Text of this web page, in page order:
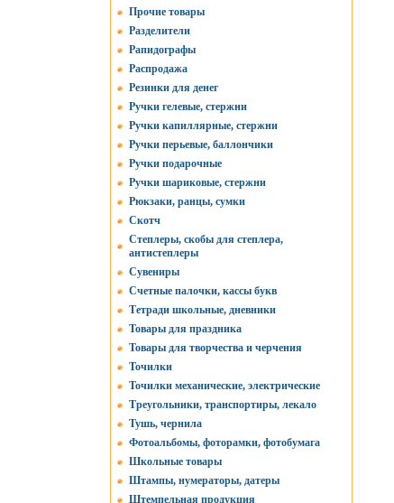
Прочие товары
Разделители
Рапидографы
Распродажа
Резинки для денег
Ручки гелевые, стержни
Ручки капиллярные, стержни
Ручки перьевые, баллончики
Ручки подарочные
Ручки шариковые, стержни
Рюкзаки, ранцы, сумки
Скотч
Степлеры, скобы для степлера,
антистеплеры
Сувениры
Счетные палочки, кассы букв
Тетради школьные, дневники
Товары для праздника
Товары для творчества и черчения
Точилки
Точилки механические, электрические
Треугольники, транспортиры, лекало
Тушь, чернила
Фотоальбомы, фоторамки, фотобумага
Школьные товары
Штампы, нумераторы, датеры
Штемпельная продукция